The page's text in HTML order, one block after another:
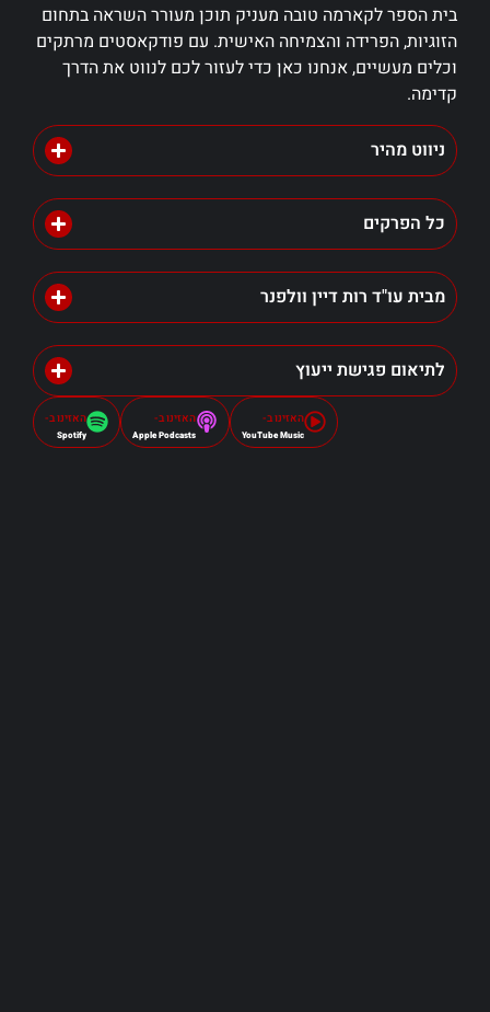
בית הספר לקארמה טובה מעניק תוכן מעורר השראה בתחום
הזוגיות, הפרידה והצמיחה האישית. עם פודקאסטים מרתקים
וכלים מעשיים, אנחנו כאן כדי לעזור לכם לנווט את הדרך
קדימה.
ניווט מהיר
כל הפרקים
מבית עו"ד רות דיין וולפנר
לתיאום פגישת ייעוץ
האזינו ב-
Spotify
האזינו ב-
Apple Podcasts
האזינו ב-
YouTube Music